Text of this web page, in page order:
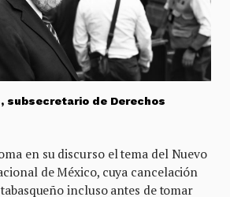
subsecretario de Derechos
en su discurso el tema del Nuevo
de México, cuya cancelación
incluso antes de tomar